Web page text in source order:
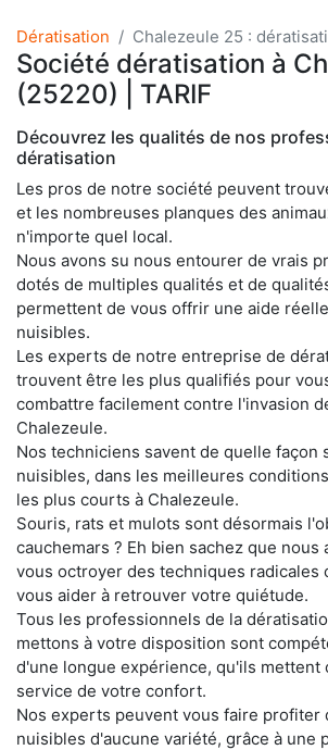
Dératisation Chalezeule 25 :
Société dératisation à
(25220) | TARIF
Découvrez les qualités de nos
dératisation
Les pros de notre société peuvent
et les nombreuses planques des
n'importe quel local.
Nous avons su nous entourer de vrais
dotés de multiples qualités et de
permettent de vous offrir une aide
nuisibles.
Les experts de notre entreprise de
trouvent être les plus qualifiés pour
combattre facilement contre l'invasion
Chalezeule.
Nos techniciens savent de quelle façon
nuisibles, dans les meilleures
les plus courts à Chalezeule.
Souris, rats et mulots sont désormais
cauchemars ? Eh bien sachez que nous
vous octroyer des techniques radicales
vous aider à retrouver votre quiétude.
Tous les professionnels de la
mettons à votre disposition sont
d'une longue expérience, qu'ils mettent
service de votre confort.
Nos experts peuvent vous faire profiter
nuisibles d'aucune variété, grâce à une